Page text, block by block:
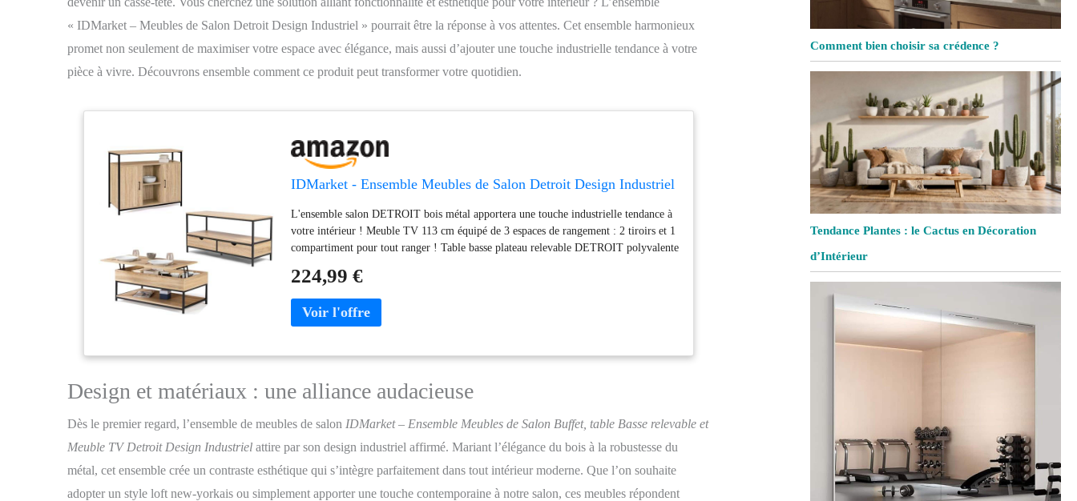
« IDMarket – Meubles de Salon Detroit Design Industriel » pourrait être la réponse à vos attentes. Cet ensemble harmonieux
promet non seulement de maximiser votre espace avec élégance, mais aussi d’ajouter une touche industrielle tendance à votre
pièce à vivre. Découvrons ensemble comment ce produit peut transformer votre quotidien.
IDMarket - Ensemble Meubles de Salon Detroit Design Industriel
L'ensemble salon DETROIT bois métal apportera une touche industrielle tendance à
votre intérieur ! Meuble TV 113 cm équipé de 3 espaces de rangement : 2 tiroirs et 1
compartiment pour tout ranger ! Table basse plateau relevable DETROIT polyvalente
étagères pour ranger et exposer vos plus beaux objets ! Dimensions : Meuble TV
113x40x55 cm - Table basse 100x55x40,5/55 cm - Buffet 100x30x81 cm
224,99 €
Design et matériaux : une alliance audacieuse
Dès le premier regard, l’ensemble de meubles de salon IDMarket – Ensemble Meubles de Salon Buffet, table Basse relevable et
Meuble TV Detroit Design Industriel attire par son design industriel affirmé. Mariant l’élégance du bois à la robustesse du
métal, cet ensemble crée un contraste esthétique qui s’intègre parfaitement dans tout intérieur moderne. Que l’on souhaite
adopter un style loft new-yorkais ou simplement apporter une touche contemporaine à notre salon, ces meubles répondent
Comment bien choisir sa crédence ?
Tendance Plantes : le Cactus en Décoration
d’Intérieur